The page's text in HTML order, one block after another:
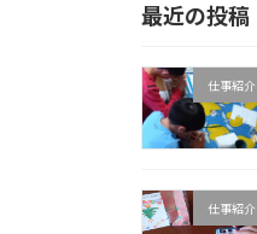
最近の投稿
仕事紹介
仕事紹介